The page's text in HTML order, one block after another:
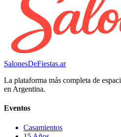
SalonesDeFiestas.ar
La plataforma más completa de
en Argentina.
Eventos
Casamientos